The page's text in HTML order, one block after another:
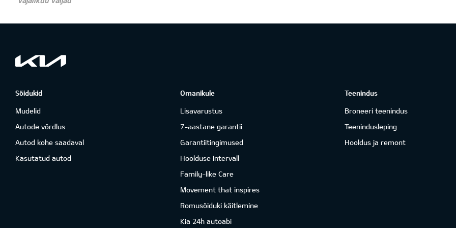
Sõidukid
Mudelid
Autode võrdlus
Autod kohe saadaval
Kasutatud autod
Omanikule
Lisavarustus
7-aastane garantii
Garantiitingimused
Hoolduse intervall
Family-like Care
Movement that inspires
Romusõiduki käitlemine
Kia 24h autoabi
Teenindus
Broneeri teenindus
Teenindusleping
Hooldus ja remont